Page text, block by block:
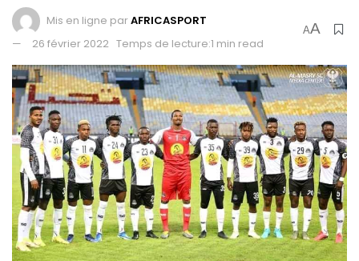
Mis en ligne parAFRICASPORT
26 février 2022 Temps de lecture:1 min read
AA